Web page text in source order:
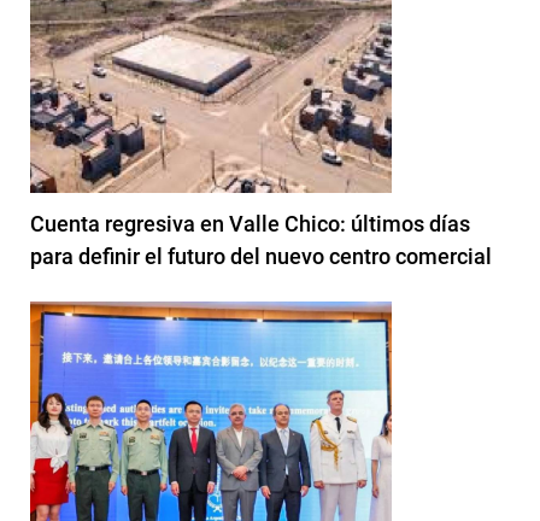
Cuenta regresiva en Valle Chico: últimos días
para definir el futuro del nuevo centro comercial